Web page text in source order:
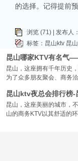
KTV排名，带你领略一下
在昆山这座历史悠久而
朋友小聚，还是商务宴请
昆山哪家KTV有名气
昆山，这座拥有千年历史
为了众多朋友聚会、商务
昆山ktv夜总会排行榜
昆山，这座美丽的城市，
山的商务KTV以其舒适的
的选择。记得提前
浏览 (71) | 发布人
标签： 昆山ktv 昆